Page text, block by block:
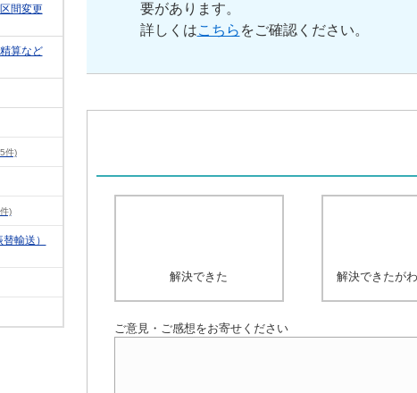
間変更
算など
件)
)
輸送）
要があります。
詳しくはこちら をご確認ください。
解決できた 解決できたが
ご意見・ご感想をお寄せください